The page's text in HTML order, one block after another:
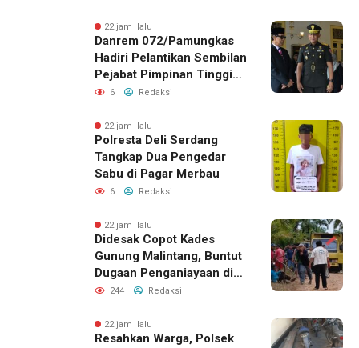
22 jam lalu
Danrem 072/Pamungkas
Hadiri Pelantikan Sembilan
Pejabat Pimpinan Tinggi
Pratama Pemda DIY
6 Redaksi
22 jam lalu
Polresta Deli Serdang
Tangkap Dua Pengedar
Sabu di Pagar Merbau
6 Redaksi
22 jam lalu
Didesak Copot Kades
Gunung Malintang, Buntut
Dugaan Penganiayaan di
Dusun Balakka Padang
244 Redaksi
22 jam lalu
Resahkan Warga, Polsek